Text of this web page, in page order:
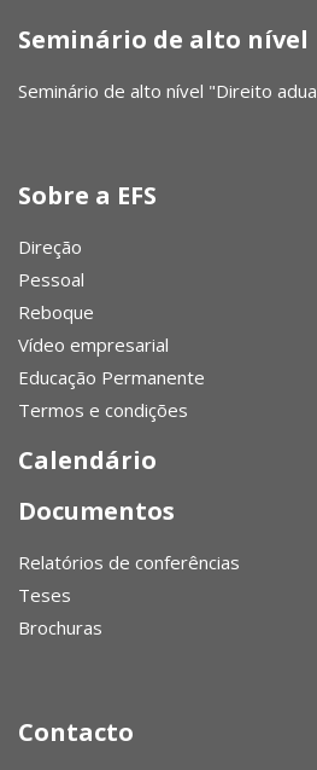
Seminário de alto nível
Seminário de alto nível "Direito
Sobre a EFS
Direção
Pessoal
Reboque
Vídeo empresarial
Educação Permanente
Termos e condições
Calendário
Documentos
Relatórios de conferências
Teses
Brochuras
Contacto